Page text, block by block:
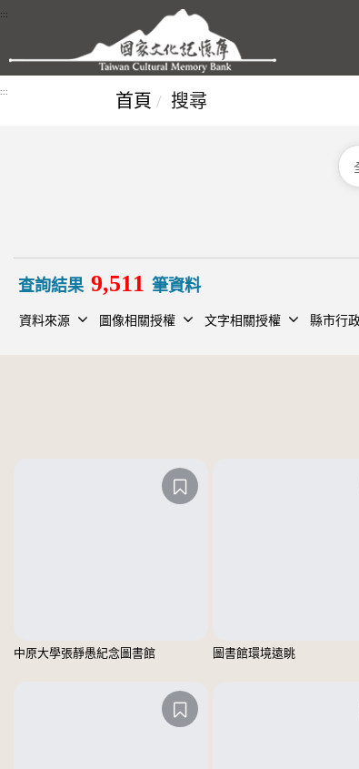
跳到主要內容區塊
:::
::: 首頁 搜尋
分
查詢結果 9,511 筆資料
資料來源 圖像相關授權 文字相關授權 縣市行
中原大學張靜愚紀念圖書館 圖書館環境遠眺